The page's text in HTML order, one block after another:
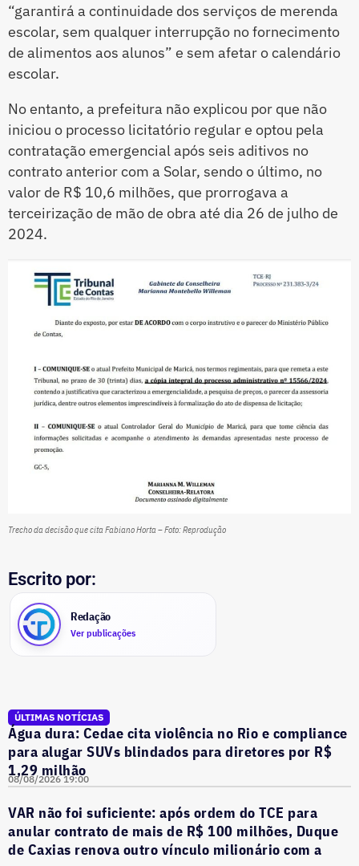
“garantirá a continuidade dos serviços de merenda
escolar, sem qualquer interrupção no fornecimento
de alimentos aos alunos” e sem afetar o calendário
escolar.
No entanto, a prefeitura não explicou por que não
iniciou o processo licitatório regular e optou pela
contratação emergencial após seis aditivos no
contrato anterior com a Solar, sendo o último, no
valor de R$ 10,6 milhões, que prorrogava a
terceirização de mão de obra até dia 26 de julho de
2024.
Trecho da decisão que cita Fabiano Horta – Foto: Reprodução
Escrito por:
Redação
Ver publicações
ÚLTIMAS NOTÍCIAS
Água dura: Cedae cita violência no Rio e compliance
para alugar SUVs blindados para diretores por R$
1,29 milhão
08/08/2026 19:00
VAR não foi suficiente: após ordem do TCE para
anular contrato de mais de R$ 100 milhões, Duque
de Caxias renova outro vínculo milionário com a